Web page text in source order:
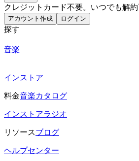
クレジットカード不要。いつでも解約
アカウント作成 ログイン
探す
音楽
インストア
料金音楽カタログ
インストアラジオ
リソースブログ
ヘルプセンター